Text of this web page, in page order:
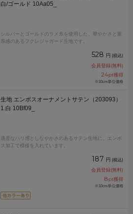
白/ゴールド 10Aa05_
シルバーとゴールドのラメ糸を使用した、華やかさと重
厚感のあるフクレジャガード生地です。
528 円 (税込)
会員登録(無料)
24pt獲得
※10cm単位価格
生地 エンボスオーナメントサテン（203093）
1.白 10Bf09_
適度なハリ感としなやかさのあるサテン生地に、エンボ
ス加工で模様を入れています。
187 円 (税込)
会員登録(無料)
8pt獲得
※10cm単位価格